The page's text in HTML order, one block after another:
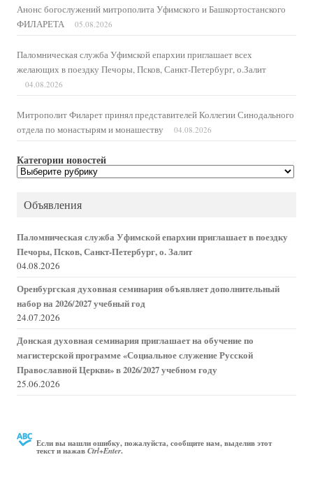
Анонс богослужений митрополита Уфимского и Башкортостанского
ФИЛАРЕТА
05.08.2026
Паломническая служба Уфимской епархии приглашает всех
желающих в поездку Печоры, Псков, Санкт-Петербург, о.Залит
04.08.2026
Митрополит Филарет принял представителей Коллегии Синодального
отдела по монастырям и монашеству
04.08.2026
Категории новостей
Категории
новостей
Объявления
Паломническая служба Уфимской епархии приглашает в поездку
Печоры, Псков, Санкт-Петербург, о. Залит
04.08.2026
Оренбургская духовная семинария объявляет дополнительный
набор на 2026/2027 учебный год
24.07.2026
Донская духовная семинария приглашает на обучение по
магистерской программе «Социальное служение Русской
Православной Церкви» в 2026/2027 учебном году
25.06.2026
Если вы нашли ошибку, пожалуйста, сообщите нам, выделив этот
текст и нажавCtrl+Enter.